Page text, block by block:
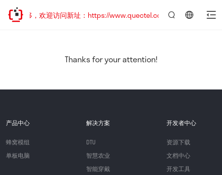
址已迁移，欢迎访问新址：https://www.quectel.com.cn
Thanks for your attention!
产品中心
蜂窝模组
单板电脑
解决方案
DTU
智慧农业
智能穿戴
开发者中心
资源下载
文档中心
开发工具